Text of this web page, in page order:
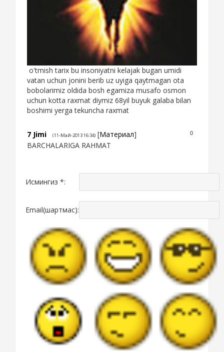
o'tmish tarix bu insoniyatni kelajak bugan umidi
vatan uchun jonini berib uz uyiga qaytmagan ota
bobolarimiz oldida bosh egamiza musafo osmon
uchun kotta raxmat diymiz 68yil buyuk galaba bilan
boshimi yerga tekuncha raxmat
0
7 Jimi (11-Май-2013 16:34) [Материал]
BARCHALARIGA RAHMAT
Исмингиз *:
Email(шартмас):